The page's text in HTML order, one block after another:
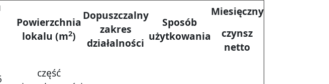
Powierzchnia
lokalu (m2)
Dopuszczalny
zakres
działalności
Sposób
użytkowania
Miesięczny
czynsz
netto
część